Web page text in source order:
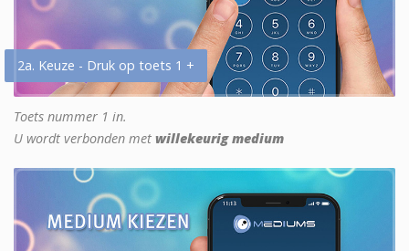
2a. Keuze - Druk op toets 1 +
Toets nummer 1 in.
U wordt verbonden met willekeurig medium